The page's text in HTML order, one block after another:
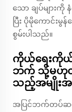
သော ချပ်များ
ပြီး ပိုမိုကောင်း
စွမ်းပါသည်။
ကိုယ်ရေးကို
ဘက် သို့မဟု
သည့်အမျိုးအ
အပြင်ဘက်တပ်ဆင်